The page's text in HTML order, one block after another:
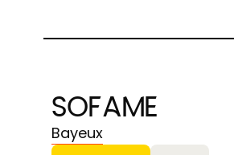
SOFAME
Bayeux